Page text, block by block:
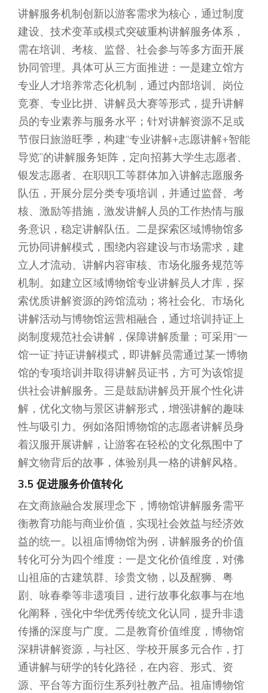
讲解服务机制创新以游客需求为核心，通过制度
建设、技术变革或模式突破重构讲解服务体系，
需在培训、考核、监督、社会参与等多方面开展
协同管理。具体可从三方面推进：一是建立馆方
专业人才培养常态化机制，通过内部培训、岗位
竞赛、专业比拼、讲解员大赛等形式，提升讲解
员的专业素养与服务水平；针对讲解资源不足或
节假日旅游旺季，构建“专业讲解+志愿讲解+智能
导览”的讲解服务矩阵，定向招募大学生志愿者、
银发志愿者、在职职工等群体加入讲解志愿服务
队伍，开展分层分类专项培训，并通过监督、考
核、激励等措施，激发讲解人员的工作热情与服
务意识，稳定讲解队伍。二是探索区域博物馆多
元协同讲解模式，围绕内容建设与市场需求，建
立人才流动、讲解内容审核、市场化服务规范等
机制。如建立区域博物馆专业讲解员人才库，探
索优质讲解资源的跨馆流动；将社会化、市场化
讲解活动与博物馆运营相融合，通过培训持证上
岗制度规范社会讲解，保障讲解质量；可采用“一
馆一证”持证讲解模式，即讲解员需通过某一博物
馆的专项培训并取得讲解员证书，方可为该馆提
供社会讲解服务。三是鼓励讲解员开展个性化讲
解，优化文物与景区讲解形式，增强讲解的趣味
性与吸引力。例如洛阳博物馆的志愿者讲解员身
着汉服开展讲解，让游客在轻松的文化氛围中了
解文物背后的故事，体验别具一格的讲解风格。
3.5 促进服务价值转化
在文商旅融合发展理念下，博物馆讲解服务需平
衡教育功能与商业价值，实现社会效益与经济效
益的统一。以祖庙博物馆为例，讲解服务的价值
转化可分为四个维度：一是文化价值维度，对佛
山祖庙的古建筑群、珍贵文物，以及醒狮、粤
剧、咏春拳等非遗项目，进行故事化叙事与在地
化阐释，强化中华优秀传统文化认同，提升非遗
传播的深度与广度。二是教育价值维度，博物馆
深耕讲解资源，与社区、学校开展多元合作，打
通讲解与研学的转化路径，在内容、形式、资
源、平台等方面衍生系列社教产品。祖庙博物馆